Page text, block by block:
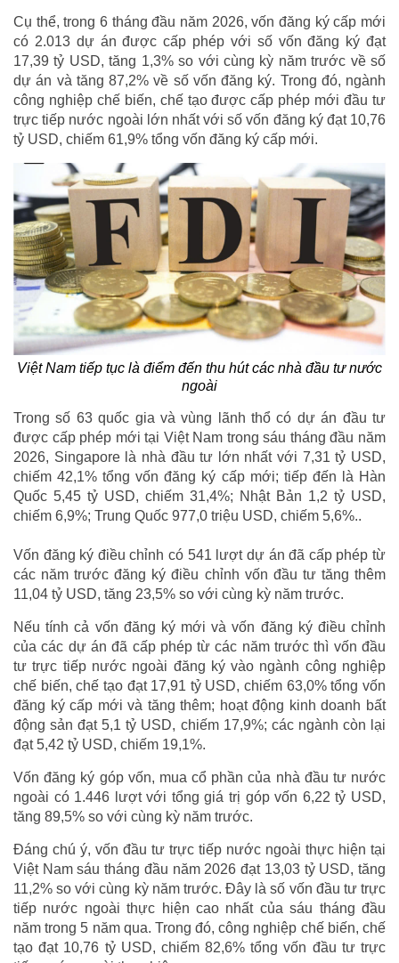
Cụ thể, trong 6 tháng đầu năm 2026, vốn đăng ký cấp mới
có 2.013 dự án được cấp phép với số vốn đăng ký đạt
17,39 tỷ USD, tăng 1,3% so với cùng kỳ năm trước về số
dự án và tăng 87,2% về số vốn đăng ký. Trong đó, ngành
công nghiệp chế biến, chế tạo được cấp phép mới đầu tư
trực tiếp nước ngoài lớn nhất với số vốn đăng ký đạt 10,76
tỷ USD, chiếm 61,9% tổng vốn đăng ký cấp mới.
Việt Nam tiếp tục là điểm đến thu hút các nhà đầu tư nước
ngoài
Trong số 63 quốc gia và vùng lãnh thổ có dự án đầu tư
được cấp phép mới tại Việt Nam trong sáu tháng đầu năm
2026, Singapore là nhà đầu tư lớn nhất với 7,31 tỷ USD,
chiếm 42,1% tổng vốn đăng ký cấp mới; tiếp đến là Hàn
Quốc 5,45 tỷ USD, chiếm 31,4%; Nhật Bản 1,2 tỷ USD,
chiếm 6,9%; Trung Quốc 977,0 triệu USD, chiếm 5,6%..
Vốn đăng ký điều chỉnh có 541 lượt dự án đã cấp phép từ
các năm trước đăng ký điều chỉnh vốn đầu tư tăng thêm
11,04 tỷ USD, tăng 23,5% so với cùng kỳ năm trước.
Nếu tính cả vốn đăng ký mới và vốn đăng ký điều chỉnh
của các dự án đã cấp phép từ các năm trước thì vốn đầu
tư trực tiếp nước ngoài đăng ký vào ngành công nghiệp
chế biến, chế tạo đạt 17,91 tỷ USD, chiếm 63,0% tổng vốn
đăng ký cấp mới và tăng thêm; hoạt động kinh doanh bất
động sản đạt 5,1 tỷ USD, chiếm 17,9%; các ngành còn lại
đạt 5,42 tỷ USD, chiếm 19,1%.
Vốn đăng ký góp vốn, mua cổ phần của nhà đầu tư nước
ngoài có 1.446 lượt với tổng giá trị góp vốn 6,22 tỷ USD,
tăng 89,5% so với cùng kỳ năm trước.
Đáng chú ý, vốn đầu tư trực tiếp nước ngoài thực hiện tại
Việt Nam sáu tháng đầu năm 2026 đạt 13,03 tỷ USD, tăng
11,2% so với cùng kỳ năm trước. Đây là số vốn đầu tư trực
tiếp nước ngoài thực hiện cao nhất của sáu tháng đầu
năm trong 5 năm qua. Trong đó, công nghiệp chế biến, chế
tạo đạt 10,76 tỷ USD, chiếm 82,6% tổng vốn đầu tư trực